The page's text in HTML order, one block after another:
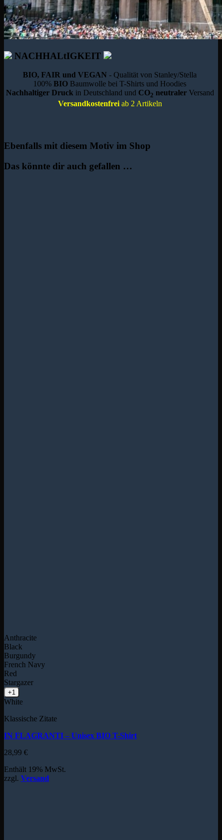
NACHHALtIGKEIT
BIO, FAIR und VEGAN - Qualität von Stanley/Stella
100%BIO Baumwolle bei T-Shirts und Hoodies
Nachhaltiger Druck in Deutschland und CO2 neutraler Versand
Versandkostenfreiab 2 Artikeln
Ebenfalls mit diesem Motiv im Shop
Das könnte dir auch gefallen …
Anthracite
Black
Burgundy
French Navy
Red
Stargazer
+1
White
Klassische Zitate
IN FLAGRANTI – Unisex BIO T-Shirt
28,99 €
Enthält 19% MwSt.
zzgl. Versand